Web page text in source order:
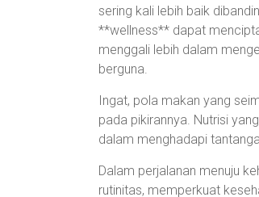
sering kali lebih baik
**wellness** dapat
menggali lebih dalam
berguna.
Ingat, pola makan yang
pada pikirannya. Nutrisi
dalam menghadapi
Dalam perjalanan menuju
rutinitas, memperkuat